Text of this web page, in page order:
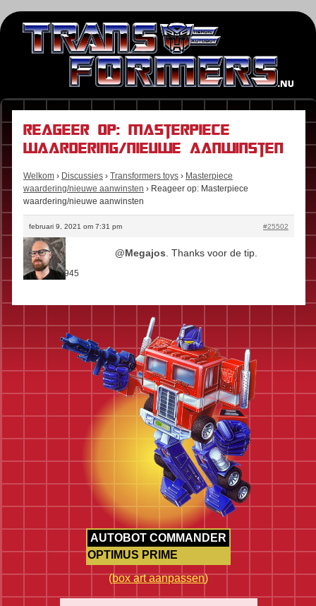
Reageer op: Masterpiece
waardering/nieuwe aanwinsten
Welkom › Discussies › Transformers toys › Masterpiece
waardering/nieuwe aanwinsten › Reageer op: Masterpiece
waardering/nieuwe aanwinsten
februari 9, 2021 om 7:31 pm #25502
Stefan
Rol:Fan
Berichten:945
@Megajos. Thanks voor de tip.
AUTOBOT COMMANDER
OPTIMUS PRIME
(box art aanpassen)